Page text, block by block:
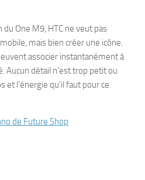
One M9, HTC ne veut pas
mais bien créer une icône.
associer instantanément à
Aucun détail n’est trop petit ou
et l’énergie qu’il faut pour ce
de Future Shop